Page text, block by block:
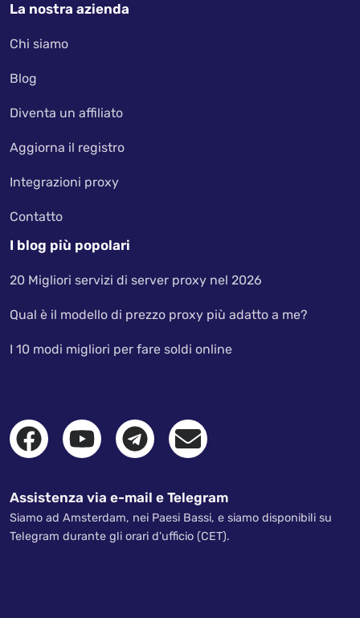
La nostra azienda
Chi siamo
Blog
Diventa un affiliato
Aggiorna il registro
Integrazioni proxy
Contatto
I blog più popolari
20 Migliori servizi di server proxy nel 2026
Qual è il modello di prezzo proxy più adatto a me?
I 10 modi migliori per fare soldi online
Assistenza via e-mail e Telegram
Siamo ad Amsterdam, nei Paesi Bassi, e siamo disponibili su
Telegram durante gli orari d'ufficio (CET).